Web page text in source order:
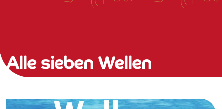
Alle sieben Wellen